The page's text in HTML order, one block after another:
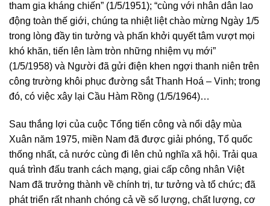
tham gia kháng chiến” (1/5/1951); “cùng với nhân dân lao
động toàn thế giới, chúng ta nhiệt liệt chào mừng Ngày 1/5
trong lòng đầy tin tưởng và phấn khởi quyết tâm vượt mọi
khó khăn, tiến lên làm tròn những nhiệm vụ mới”
(1/5/1958) và Người đã gửi điện khen ngợi thanh niên trên
công trường khôi phục đường sắt Thanh Hoá – Vinh; trong
đó, có việc xây lại Cầu Hàm Rồng (1/5/1964)…
Sau thắng lợi của cuộc Tổng tiến công và nổi dậy mùa
Xuân năm 1975, miền Nam đã được giải phóng, Tổ quốc
thống nhất, cả nước cùng đi lên chủ nghĩa xã hội. Trải qua
quá trình đấu tranh cách mạng, giai cấp công nhân Việt
Nam đã trưởng thành về chính trị, tư tưởng và tổ chức; đã
phát triển rất nhanh chóng cả về số lượng, chất lượng, cơ